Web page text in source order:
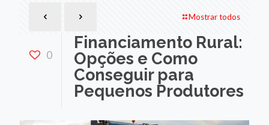
Mostrar todos
0
Financiamento Rural:
Opções e Como
Conseguir para
Pequenos Produtores